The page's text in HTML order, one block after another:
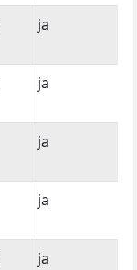
ja
ja
ja
ja
ja